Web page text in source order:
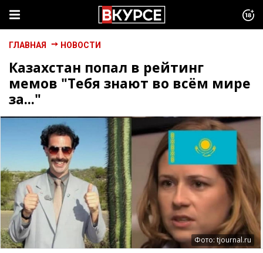
ГЛАВНАЯ НОВОСТИ
Казахстан попал в рейтинг
мемов "Тебя знают во всём мире
за..."
Фото: tjournal.ru